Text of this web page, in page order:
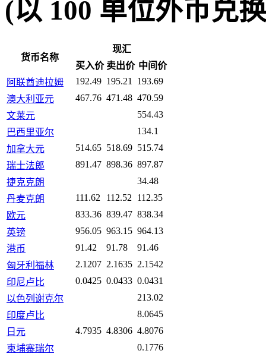
(以 100 单位外币兑
货币名称
现汇
买入价 卖出价 中间价
阿联酋迪拉姆
192.49 195.21
193.69
澳大利亚元
467.76 471.48 470.59
文莱元
554.43
巴西里亚尔
134.1
加拿大元
514.65 518.69 515.74
瑞士法郎
891.47 898.36 897.87
捷克克朗
34.48
丹麦克朗
111.62 112.52
112.35
欧元
833.36 839.47 838.34
英镑
956.05 963.15 964.13
港币
91.42 91.78
91.46
匈牙利福林
2.1207 2.1635 2.1542
印尼卢比
0.0425 0.0433 0.0431
以色列谢克尔
213.02
印度卢比
8.0645
日元
4.7935 4.8306 4.8076
柬埔寨瑞尔
0.1776